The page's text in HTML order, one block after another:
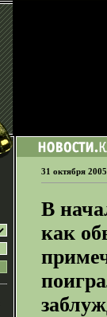
31 октября
В
как